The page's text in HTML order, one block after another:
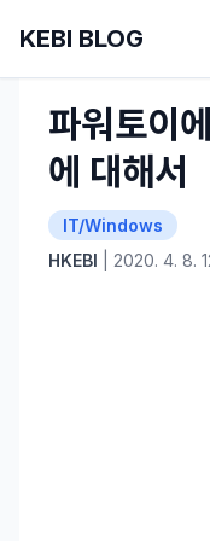
KEBI BLOG
홈 IT/Windows
파워토이
에 대해서
IT/Windows
HKEBI
2020. 4. 8.